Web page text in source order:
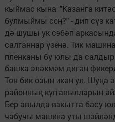
кыймас кына: "Казанга
булмыймы соң?" - дип сүз
дә шушы ук сәбәп
салганнар үзенә. Тик
пленканы бу юлы да
башка эләкмәм дигән
Төн бик озын икән ул.
районның күп авылларын
Бер авылда вакытта басу
чабучы машина уты